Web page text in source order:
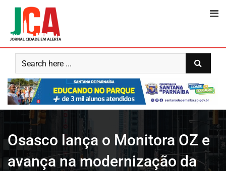
content
Osasco lança o Monitora OZ e
avança na modernização da